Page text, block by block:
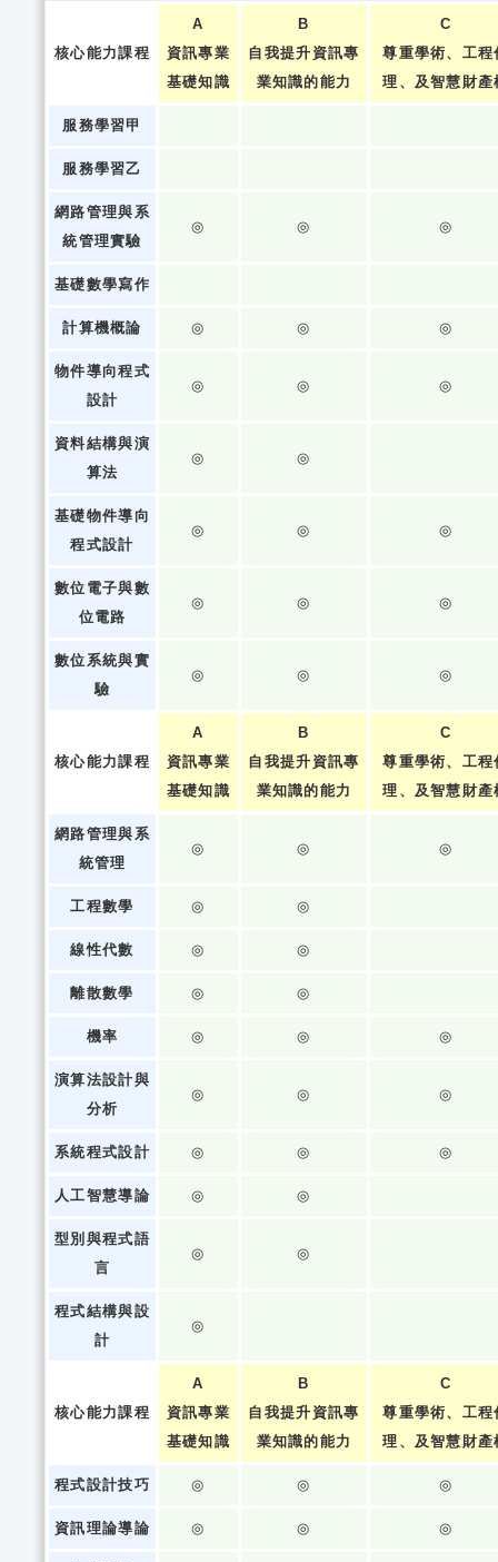
核心能力課程
A
資訊專業
基礎知識
B
自我提升資訊專
業知識的能力
C
尊重學術、工程
理、及智慧財產
服務學習甲
服務學習乙
網路管理與系
統管理實驗
◎ ◎ ◎
基礎數學寫作
計算機概論 ◎ ◎ ◎
物件導向程式
設計
◎ ◎ ◎
資料結構與演
算法
◎ ◎
基礎物件導向
程式設計
◎ ◎ ◎
數位電子與數
位電路
◎ ◎ ◎
數位系統與實
驗
◎ ◎ ◎
核心能力課程
A
資訊專業
基礎知識
B
自我提升資訊專
業知識的能力
C
尊重學術、工程
理、及智慧財產
網路管理與系
統管理
◎ ◎ ◎
工程數學 ◎ ◎
線性代數 ◎ ◎
離散數學 ◎ ◎
機率 ◎ ◎ ◎
演算法設計與
分析
◎ ◎ ◎
系統程式設計 ◎ ◎ ◎
人工智慧導論 ◎ ◎
型別與程式語
言
◎ ◎
程式結構與設
計
◎
核心能力課程
A
資訊專業
基礎知識
B
自我提升資訊專
業知識的能力
C
尊重學術、工程
理、及智慧財產
程式設計技巧 ◎ ◎ ◎
資訊理論導論 ◎ ◎ ◎